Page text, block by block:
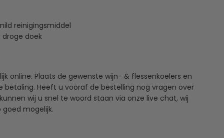
reinigingsmiddel
doek
online. Plaats de gewenste wijn- & flessenkoelers en
betaling. Heeft u vooraf de bestelling nog vragen over
wij u snel te woord staan via onze live chat, wij
mogelijk.